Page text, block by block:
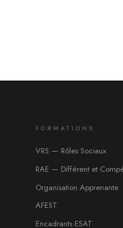
FORMATIONS
VRS — Rôles Sociaux
RAE — Différent et
Organisation Apprenante
AFEST
Encadrants ESAT